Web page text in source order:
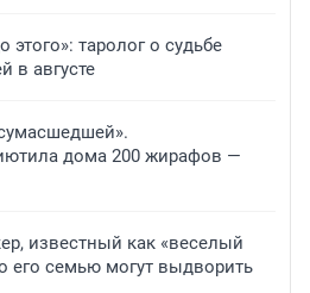
этого»: таролог о судьбе
в августе
дома 200 жирафов —
известный как «веселый
его семью могут выдворить